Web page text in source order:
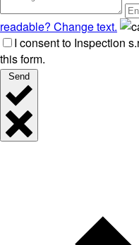
readable? Change text.
I consent to Inspection
this form.
Send